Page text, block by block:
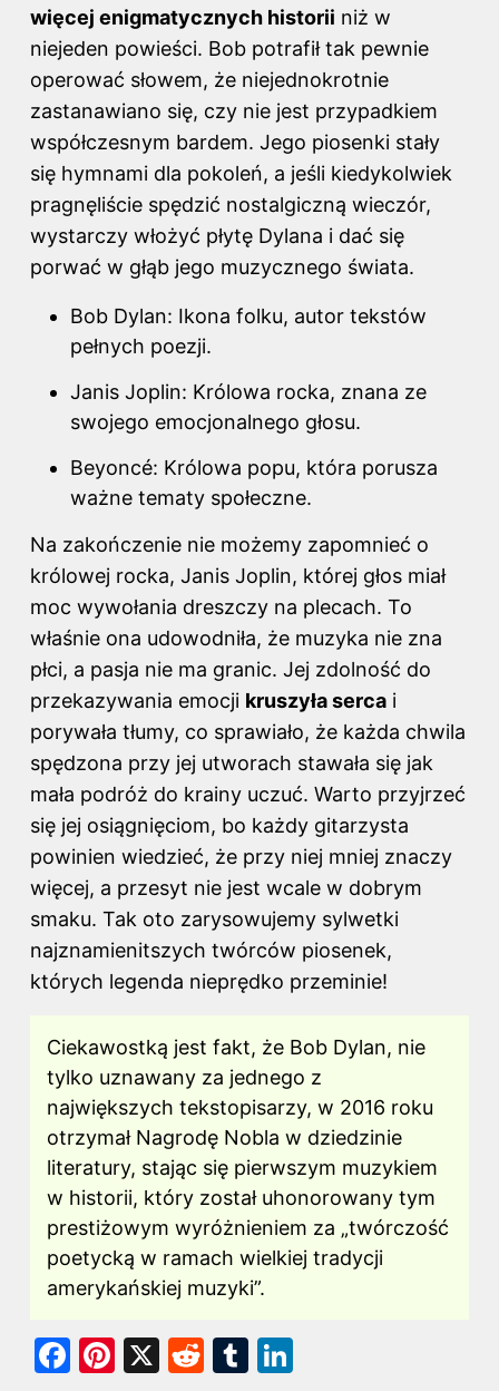
więcej enigmatycznych historii niż w
niejeden powieści. Bob potrafił tak pewnie
operować słowem, że niejednokrotnie
zastanawiano się, czy nie jest przypadkiem
współczesnym bardem. Jego piosenki stały
się hymnami dla pokoleń, a jeśli kiedykolwiek
pragnęliście spędzić nostalgiczną wieczór,
wystarczy włożyć płytę Dylana i dać się
porwać w głąb jego muzycznego świata.
Bob Dylan: Ikona folku, autor tekstów
pełnych poezji.
Janis Joplin: Królowa rocka, znana ze
swojego emocjonalnego głosu.
Beyoncé: Królowa popu, która porusza
ważne tematy społeczne.
Na zakończenie nie możemy zapomnieć o
królowej rocka, Janis Joplin, której głos miał
moc wywołania dreszczy na plecach. To
właśnie ona udowodniła, że muzyka nie zna
płci, a pasja nie ma granic. Jej zdolność do
przekazywania emocji kruszyła serca i
porywała tłumy, co sprawiało, że każda chwila
spędzona przy jej utworach stawała się jak
mała podróż do krainy uczuć. Warto przyjrzeć
się jej osiągnięciom, bo każdy gitarzysta
powinien wiedzieć, że przy niej mniej znaczy
więcej, a przesyt nie jest wcale w dobrym
smaku. Tak oto zarysowujemy sylwetki
najznamienitszych twórców piosenek,
których legenda nieprędko przeminie!
Ciekawostką jest fakt, że Bob Dylan, nie
tylko uznawany za jednego z
największych tekstopisarzy, w 2016 roku
otrzymał Nagrodę Nobla w dziedzinie
literatury, stając się pierwszym muzykiem
w historii, który został uhonorowany tym
prestiżowym wyróżnieniem za „twórczość
poetycką w ramach wielkiej tradycji
amerykańskiej muzyki”.
F
Pi X
R
T